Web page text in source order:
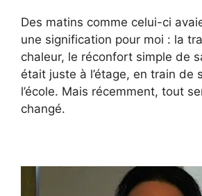
Des matins comme celui-ci
une signification pour moi : la
chaleur, le réconfort simple de
était juste à l’étage, en train de
l’école. Mais récemment, tout
changé.